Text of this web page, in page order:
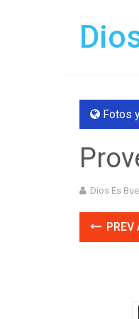
Fotos
Dios Es
PREV